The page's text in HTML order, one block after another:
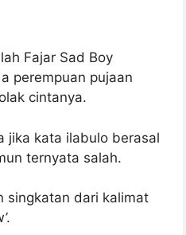
Fajar Sad Boy
perempuan pujaan
cintanya.
jika kata ilabulo berasal
ternyata salah.
singkatan dari kalimat